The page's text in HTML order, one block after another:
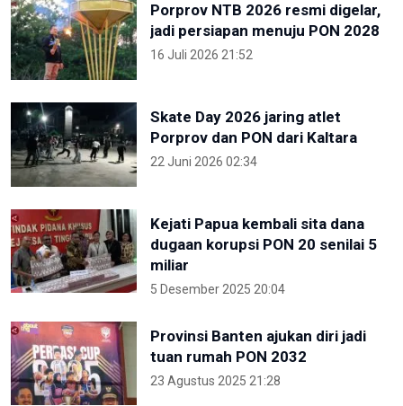
Porprov NTB 2026 resmi digelar,
jadi persiapan menuju PON 2028
16 Juli 2026 21:52
Skate Day 2026 jaring atlet
Porprov dan PON dari Kaltara
22 Juni 2026 02:34
Kejati Papua kembali sita dana
dugaan korupsi PON 20 senilai 5
miliar
5 Desember 2025 20:04
Provinsi Banten ajukan diri jadi
tuan rumah PON 2032
23 Agustus 2025 21:28